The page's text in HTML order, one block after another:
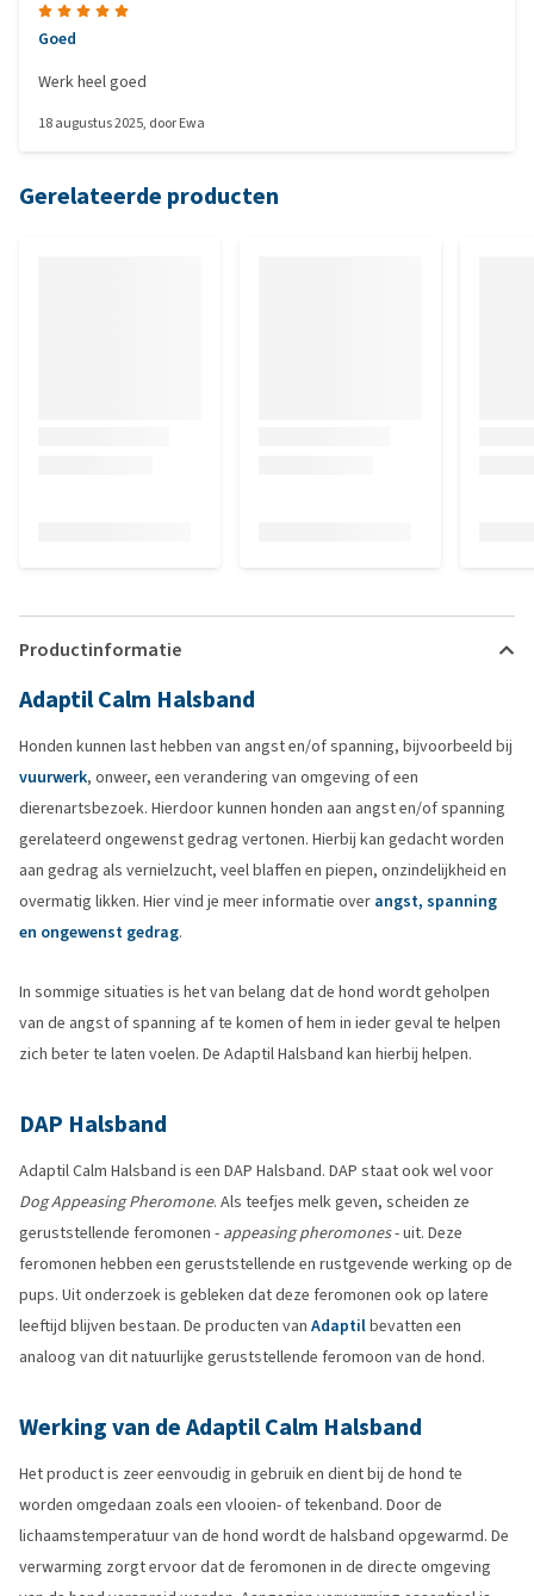
Goed
Werk heel goed
18 augustus 2025, doorEwa
Gerelateerde producten
Productinformatie
Adaptil Calm Halsband
Honden kunnen last hebben van angst en/of spanning, bijvoorbeeld bij
vuurwerk, onweer, een verandering van omgeving of een
dierenartsbezoek. Hierdoor kunnen honden aan angst en/of spanning
gerelateerd ongewenst gedrag vertonen. Hierbij kan gedacht worden
aan gedrag als vernielzucht, veel blaffen en piepen, onzindelijkheid en
overmatig likken. Hier vind je meer informatie over angst, spanning
en ongewenst gedrag.
In sommige situaties is het van belang dat de hond wordt geholpen
van de angst of spanning af te komen of hem in ieder geval te helpen
zich beter te laten voelen. De Adaptil Halsband kan hierbij helpen.
DAP Halsband
Adaptil Calm Halsband is een DAP Halsband. DAP staat ook wel voor
Dog Appeasing Pheromone. Als teefjes melk geven, scheiden ze
geruststellende feromonen - appeasing pheromones- uit. Deze
feromonen hebben een geruststellende en rustgevende werking op de
pups. Uit onderzoek is gebleken dat deze feromonen ook op latere
leeftijd blijven bestaan. De producten van Adaptilbevatten een
analoog van dit natuurlijke geruststellende feromoon van de hond.
Werking van de Adaptil Calm Halsband
Het product is zeer eenvoudig in gebruik en dient bij de hond te
worden omgedaan zoals een vlooien- of tekenband. Door de
lichaamstemperatuur van de hond wordt de halsband opgewarmd. De
verwarming zorgt ervoor dat de feromonen in de directe omgeving